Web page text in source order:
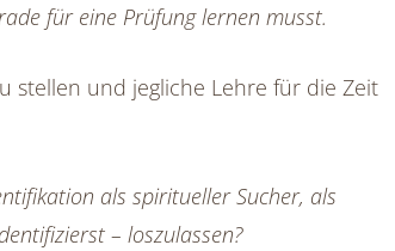
für eine Prüfung lernen musst.
stellen und jegliche Lehre für die Zeit
als spiritueller Sucher, als
– loszulassen?